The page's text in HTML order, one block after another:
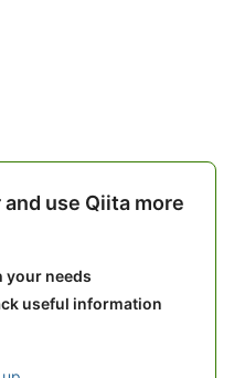
use Qiita more
your needs
useful information